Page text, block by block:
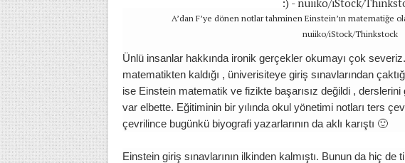
A’dan F’ye dönen notlar tahminen Einstein’ın matematiğe
nuiiko/iStock/Thinkstock
Ünlü insanlar hakkında ironik gerçekler okumayı çok
matematikten kaldığı , üniverisiteye giriş sınavlarından
ise Einstein matematik ve fizikte başarısız değildi , derslerini
var elbette. Eğitiminin bir yılında okul yönetimi notları ters
çevrilince bugünkü biyografi yazarlarının da aklı karıştı 🙂
Einstein giriş sınavlarının ilkinden kalmıştı. Bunun da hiç